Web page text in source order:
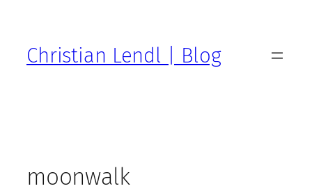
Christian Lendl | Blog
moonwalk